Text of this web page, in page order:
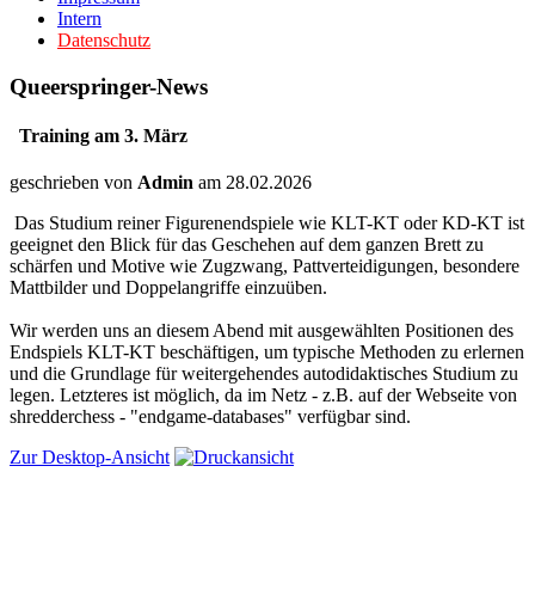
Intern
Datenschutz
Queerspringer-News
Training am 3. März
geschrieben von Admin am 28.02.2026
Das Studium reiner Figurenendspiele wie KLT-KT oder KD-KT ist
geeignet den Blick für das Geschehen auf dem ganzen Brett zu
schärfen und Motive wie Zugzwang, Pattverteidigungen, besondere
Mattbilder und Doppelangriffe einzuüben.
Wir werden uns an diesem Abend mit ausgewählten Positionen des
Endspiels KLT-KT beschäftigen, um typische Methoden zu erlernen
und die Grundlage für weitergehendes autodidaktisches Studium zu
legen. Letzteres ist möglich, da im Netz - z.B. auf der Webseite von
shredderchess - "endgame-databases" verfügbar sind.
Zur Desktop-Ansicht